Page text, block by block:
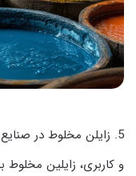
5. زایلن مخلوط در
و کاربری، زایلین